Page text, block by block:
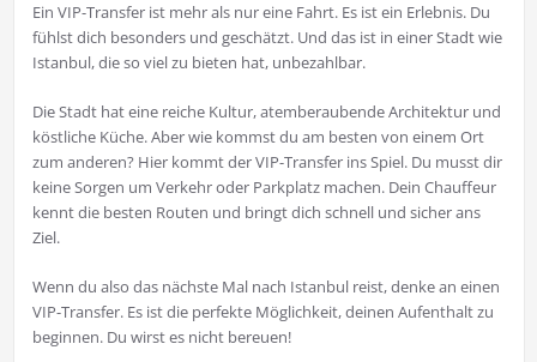
Ein VIP-Transfer ist mehr als nur eine Fahrt. Es ist ein Erlebnis. Du
fühlst dich besonders und geschätzt. Und das ist in einer Stadt wie
Istanbul, die so viel zu bieten hat, unbezahlbar.
Die Stadt hat eine reiche Kultur, atemberaubende Architektur und
köstliche Küche. Aber wie kommst du am besten von einem Ort
zum anderen? Hier kommt der VIP-Transfer ins Spiel. Du musst dir
keine Sorgen um Verkehr oder Parkplatz machen. Dein Chauffeur
kennt die besten Routen und bringt dich schnell und sicher ans
Ziel.
Wenn du also das nächste Mal nach Istanbul reist, denke an einen
VIP-Transfer. Es ist die perfekte Möglichkeit, deinen Aufenthalt zu
beginnen. Du wirst es nicht bereuen!